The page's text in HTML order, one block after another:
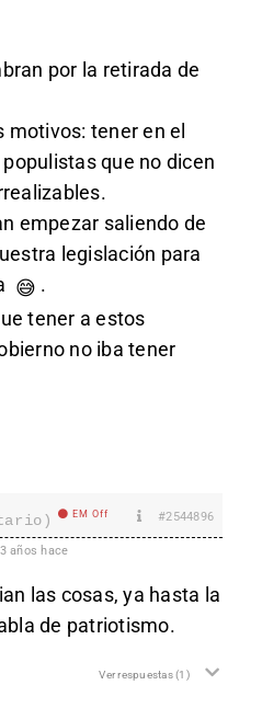
por la retirada de
motivos: tener en el
que no dicen
empezar saliendo de
legislación para
😅 .
tener a estos
no iba tener
EM Off #2544896
3 años hace
las cosas, ya hasta la
de patriotismo.
Ver respuestas(1)